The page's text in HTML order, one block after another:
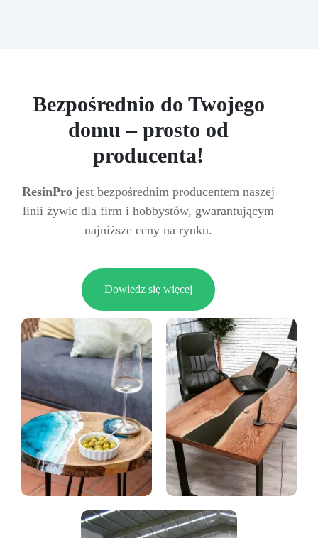
Bezpośrednio do Twojego
domu – prosto od
producenta!
ResinPro jest bezpośrednim producentem naszej
linii żywic dla firm i hobbystów, gwarantującym
najniższe ceny na rynku.
Dowiedz się więcej